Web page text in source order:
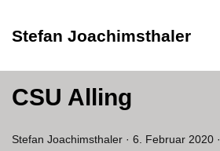
Stefan Joachimsthaler
CSU Alling
Stefan Joachimsthaler · 6. Februar 2020 ·